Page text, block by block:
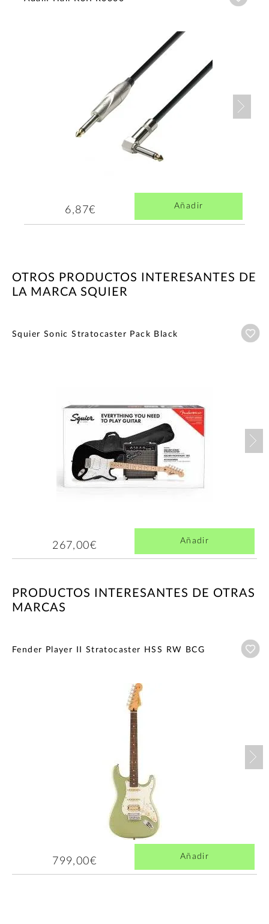
6,87€ Añadir
OTROS PRODUCTOS INTERESANTES DE
LA MARCA SQUIER
Squier Sonic Stratocaster Pack Black
267,00€ Añadir
PRODUCTOS INTERESANTES DE OTRAS
MARCAS
Fender Player II Stratocaster HSS RW BCG
799,00€ Añadir